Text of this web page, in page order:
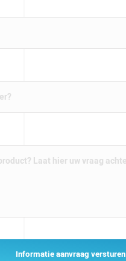
Informatie aanvraag versturen